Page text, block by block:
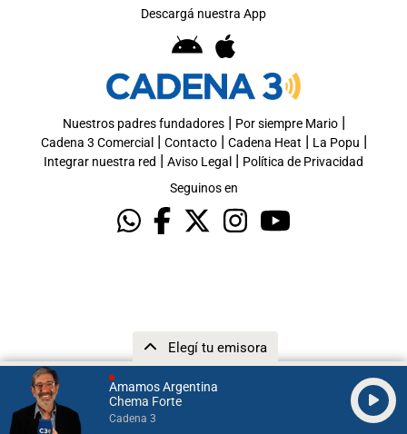
Amamos Argentina
Chema Forte
Cadena 3
Elegí tu emisora
Descargá nuestra App
Nuestros padres fundadores| Por siempre Mario|
Cadena 3 Comercial | Contacto| Cadena Heat | La Popu |
Integrar nuestra red | Aviso Legal | Política de Privacidad
Seguinos en